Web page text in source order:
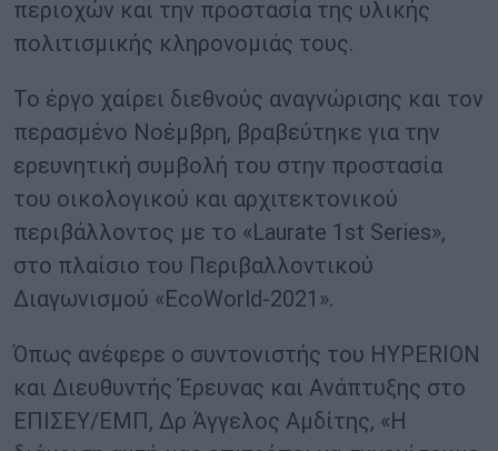
περιοχών και την προστασία της υλικής
πολιτισμικής κληρονομιάς τους.
Το έργο χαίρει διεθνούς αναγνώρισης και τον
περασμένο Νοέμβρη, βραβεύτηκε για την
ερευνητική συμβολή του στην προστασία
του οικολογικού και αρχιτεκτονικού
περιβάλλοντος με το «Laurate 1st Series»,
στο πλαίσιο του Περιβαλλοντικού
Διαγωνισμού «EcoWorld-2021».
Όπως ανέφερε ο συντονιστής του HYPERION
και Διευθυντής Έρευνας και Ανάπτυξης στο
ΕΠΙΣΕΥ/ΕΜΠ, Δρ Άγγελος Αμδίτης, «Η